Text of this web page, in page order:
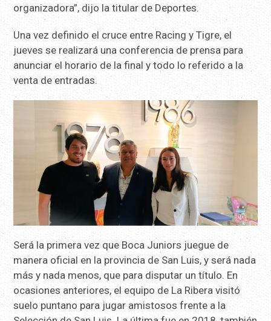
organizadora”, dijo la titular de Deportes.
Una vez definido el cruce entre Racing y Tigre, el
jueves se realizará una conferencia de prensa para
anunciar el horario de la final y todo lo referido a la
venta de entradas.
Será la primera vez que Boca Juniors juegue de
manera oficial en la provincia de San Luis, y será nada
más y nada menos, que para disputar un título. En
ocasiones anteriores, el equipo de La Ribera visitó
suelo puntano para jugar amistosos frente a la